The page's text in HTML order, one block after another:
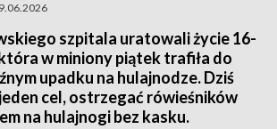
szpitala uratowali życie 16-
w miniony piątek trafiła do
upadku na hulajnodze. Dziś
cel, ostrzegać rówieśników
na hulajnogi bez kasku.